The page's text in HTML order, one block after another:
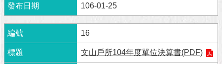
資
料
開
放
宣
告
106-01-25
16
文山戶所104年度單位決算書(PDF)